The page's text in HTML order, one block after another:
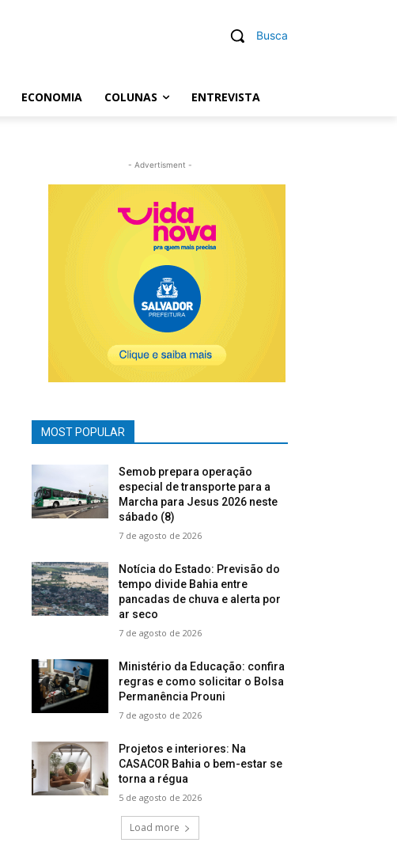
Busca
ECONOMIA COLUNAS ENTREVISTA
- Advertisment -
MOST POPULAR
Semob prepara operação
especial de transporte para a
Marcha para Jesus 2026 neste
sábado (8)
7 de agosto de 2026
Notícia do Estado: Previsão do
tempo divide Bahia entre
pancadas de chuva e alerta por
ar seco
7 de agosto de 2026
Ministério da Educação: confira
regras e como solicitar o Bolsa
Permanência Prouni
7 de agosto de 2026
Projetos e interiores: Na
CASACOR Bahia o bem-estar se
torna a régua
5 de agosto de 2026
Load more